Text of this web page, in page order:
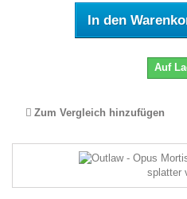
In den
Auf
Zum Vergleich hinzufügen